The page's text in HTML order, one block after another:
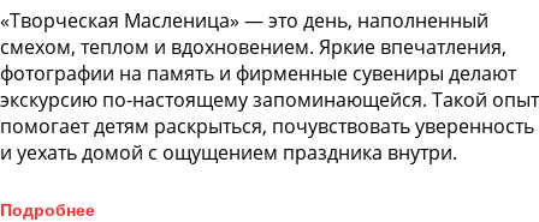
«Творческая Масленица» — это день, наполненный
смехом, теплом и вдохновением. Яркие впечатления,
фотографии на память и фирменные сувениры делают
экскурсию по-настоящему запоминающейся. Такой опыт
помогает детям раскрыться, почувствовать уверенность
и уехать домой с ощущением праздника внутри.
Подробнее